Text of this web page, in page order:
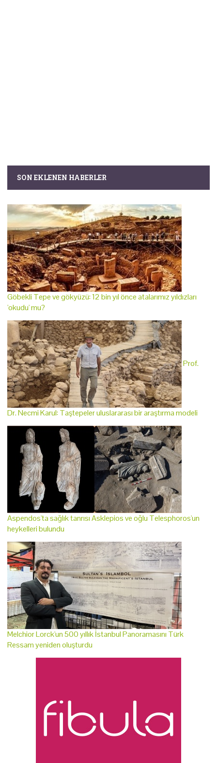
SON EKLENEN HABERLER
Göbekli Tepe ve gökyüzü: 12 bin yıl önce atalarımız yıldızları
'okudu' mu?
Prof.
Dr. Necmi Karul: Taştepeler uluslararası bir araştırma modeli
Aspendos'ta sağlık tanrısı Asklepios ve oğlu Telesphoros'un
heykelleri bulundu
Melchior Lorck'un 500 yıllık İstanbul Panoramasını Türk
Ressam yeniden oluşturdu